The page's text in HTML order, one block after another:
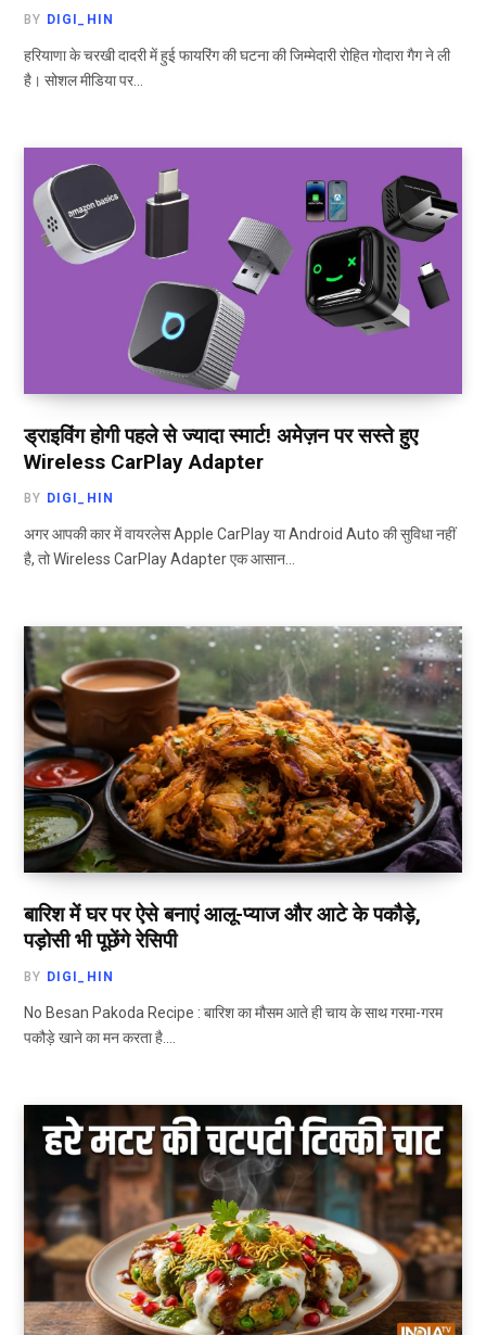
BY DIGI_HIN
हरियाणा के चरखी दादरी में हुई फायरिंग की घटना की जिम्मेदारी रोहित गोदारा गैग ने ली
है। सोशल मीडिया पर…
ड्राइविंग होगी पहले से ज्यादा स्मार्ट! अमेज़न पर सस्ते हुए
Wireless CarPlay Adapter
BY DIGI_HIN
अगर आपकी कार में वायरलेस Apple CarPlay या Android Auto की सुविधा नहीं
है, तो Wireless CarPlay Adapter एक आसान…
बारिश में घर पर ऐसे बनाएं आलू-प्याज और आटे के पकौड़े,
पड़ोसी भी पूछेंगे रेसिपी
BY DIGI_HIN
No Besan Pakoda Recipe : बारिश का मौसम आते ही चाय के साथ गरमा-गरम
पकौड़े खाने का मन करता है.…